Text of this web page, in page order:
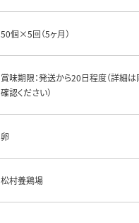
50個×5回（5ヶ月）
賞味期限：発送から20日程度（詳細
確認ください）
卵
松村養鶏場